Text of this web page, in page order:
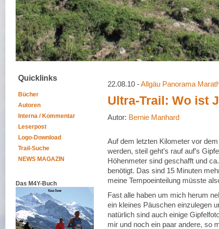
Quicklinks
Bücher
Autoren
Interna / Kommentar
Leserpost
Logo-Download
Trail-Suche
NEWS MAGAZIN
Das M4Y-Buch
22.08.10 -Allgäu Panorama
Ultra-Trail: Wo ist
Autor: Bernie Manhard
Auf dem letzten Kilometer vor
werden, steil geht’s rauf auf’s
Höhenmeter sind geschafft und
benötigt. Das sind 15 Minuten
meine Tempoeinteilung müsste
Fast alle haben um mich herum
ein kleines Päuschen einzulegen
natürlich sind auch einige
mir und noch ein paar andere, so